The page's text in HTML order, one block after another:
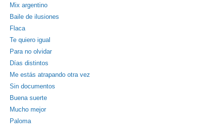
Mix argentino
Baile de ilusiones
Flaca
Te quiero igual
Para no olvidar
Días distintos
Me estás atrapando otra vez
Sin documentos
Buena suerte
Mucho mejor
Paloma